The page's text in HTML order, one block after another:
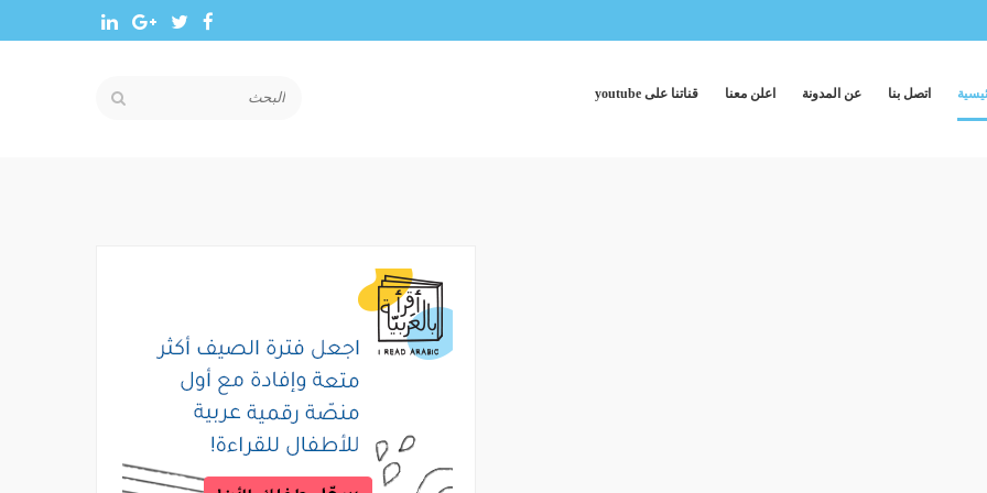
اتصل بنا عن المدونة اعلن معنا قناتنا على youtube